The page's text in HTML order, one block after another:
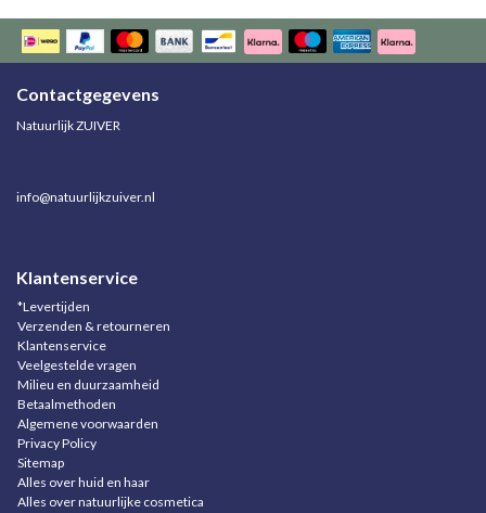
Contactgegevens
Natuurlijk ZUIVER
info@natuurlijkzuiver.nl
Klantenservice
*Levertijden
Verzenden & retourneren
Klantenservice
Veelgestelde vragen
Milieu en duurzaamheid
Betaalmethoden
Algemene voorwaarden
Privacy Policy
Sitemap
Alles over huid en haar
Alles over natuurlijke cosmetica